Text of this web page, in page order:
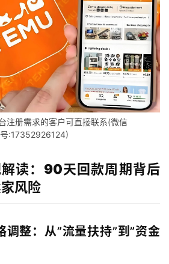
注册需求的客户可直接联系(微信
号:17352926124)
读：90天回款周期背后
风险
调整：从”流量扶持”到”资金